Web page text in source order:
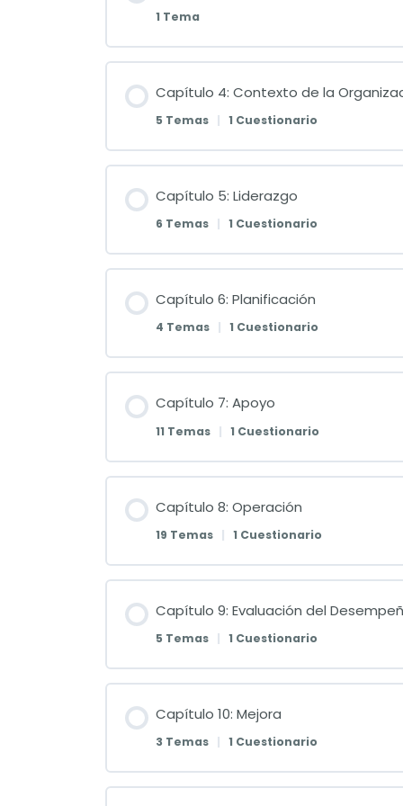
1 Tema
Capítulo 4: Contexto de la
5 Temas | 1 Cuestionario
Capítulo 5: Liderazgo
6 Temas | 1 Cuestionario
Capítulo 6: Planificación
4 Temas | 1 Cuestionario
Capítulo 7: Apoyo
11 Temas | 1 Cuestionario
Capítulo 8: Operación
19 Temas | 1 Cuestionario
Capítulo 9: Evaluación del
5 Temas | 1 Cuestionario
Capítulo 10: Mejora
3 Temas | 1 Cuestionario